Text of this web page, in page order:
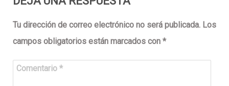
Tu dirección de correo electrónico no será publicada. Los
campos obligatorios están marcados con *
Comentario *